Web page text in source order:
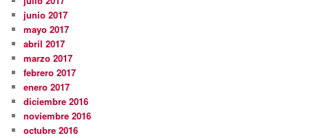
junio 2017
mayo 2017
abril 2017
marzo 2017
febrero 2017
enero 2017
diciembre 2016
noviembre 2016
octubre 2016